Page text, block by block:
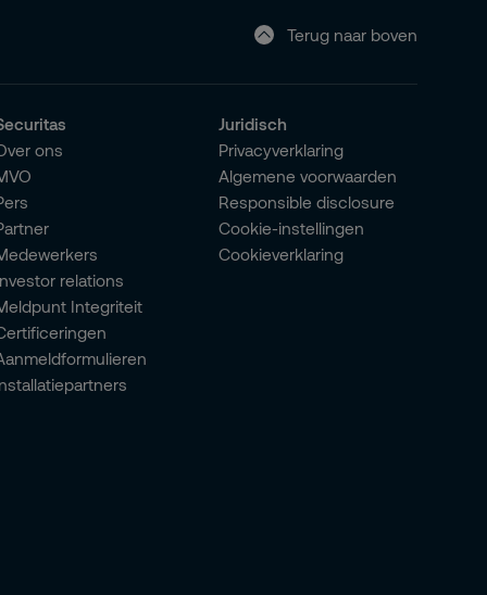
Terug naar boven
ons
relations
Integriteit
Juridisch
Privacyverklaring
Algemene voorwaarden
Responsible disclosure
Cookie-instellingen
Cookieverklaring